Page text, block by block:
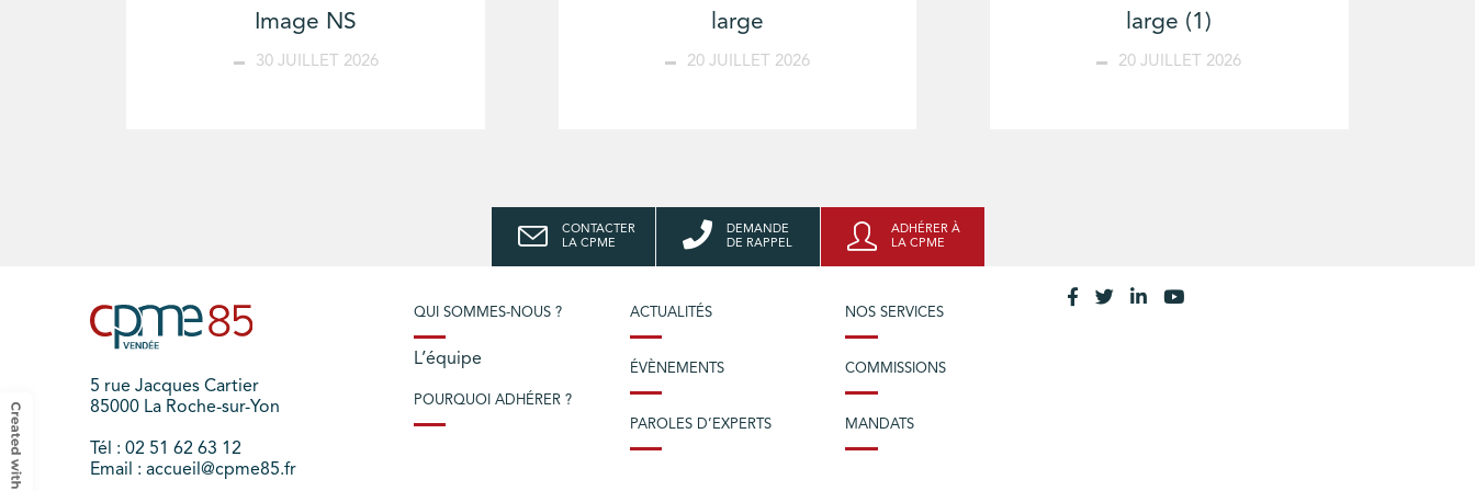
Image NS
30 JUILLET 2026
large
20 JUILLET 2026
large (1)
20 JUILLET 2026
CONTACTER
LA CPME
DEMANDE
DE RAPPEL
ADHÉRER À
LA CPME
5 rue Jacques Cartier
85000 La Roche-sur-Yon
Tél : 02 51 62 63 12
Email : accueil@cpme85.fr
QUI SOMMES-NOUS ?
L’équipe
POURQUOI ADHÉRER ?
ACTUALITÉS
ÉVÈNEMENTS
PAROLES D’EXPERTS
NOS SERVICES
COMMISSIONS
MANDATS